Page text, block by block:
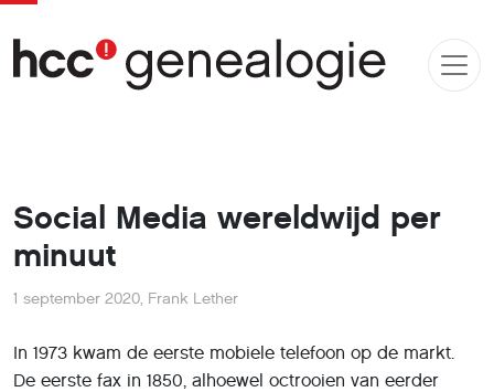
Social Media wereldwijd per
minuut
1 september 2020, Frank Lether
In 1973 kwam de eerste mobiele telefoon op de markt.
De eerste fax in 1850, alhoewel octrooien van eerder